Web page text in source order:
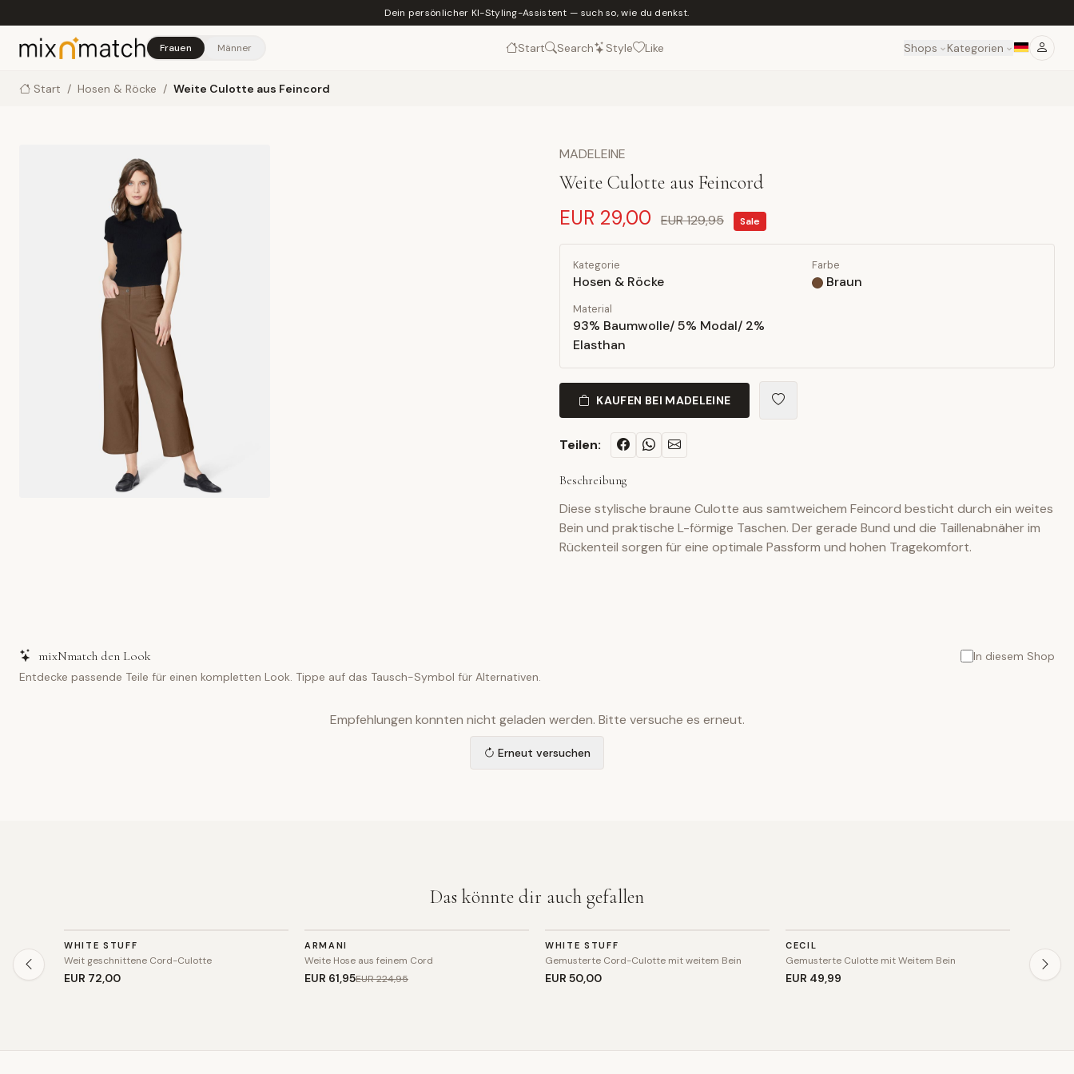
Dein persönlicher KI-Styling-Assistent — such so, wie du denkst.
Frauen Männer Start Search Style Like Shops Kategorien
Start / Hosen & Röcke / Weite Culotte aus Feincord
MADELEINE
Weite Culotte aus Feincord
EUR 29,00 EUR 129,95 Sale
Kategorie
Hosen & Röcke
Farbe
Braun
Material
93% Baumwolle/ 5% Modal/ 2%
Elasthan
KAUFEN BEI MADELEINE
Teilen:
Beschreibung
Diese stylische braune Culotte aus samtweichem Feincord besticht durch ein weites
Bein und praktische L-förmige Taschen. Der gerade Bund und die Taillenabnäher im
Rückenteil sorgen für eine optimale Passform und hohen Tragekomfort.
mixNmatch den Look
In diesem Shop
Entdecke passende Teile für einen kompletten Look. Tippe auf das Tausch-Symbol für Alternativen.
Empfehlungen konnten nicht geladen werden. Bitte versuche es erneut.
Erneut versuchen
Das könnte dir auch gefallen
WHITE STUFF
Weit geschnittene Cord-Culotte
EUR 72,00
SALE
ARMANI
Weite Hose aus feinem Cord
EUR 61,95EUR 224,95
HOSE
WHITE STUFF
Gemusterte Cord-Culotte mit weitem Bein
EUR 50,00
CECIL
Gemusterte Culotte mit Weitem Bein
EUR 49,99
Weite
EUR 115